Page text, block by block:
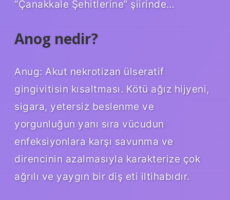
“Çanakkale Şehitlerine” şiirinde…
Anog nedir?
Anug: Akut nekrotizan ülseratif
gingivitisin kısaltması. Kötü ağız hijyeni,
sigara, yetersiz beslenme ve
yorgunluğun yanı sıra vücudun
enfeksiyonlara karşı savunma ve
direncinin azalmasıyla karakterize çok
ağrılı ve yaygın bir diş eti iltihabıdır.